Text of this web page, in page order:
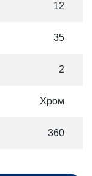
12
35
2
Хром
360